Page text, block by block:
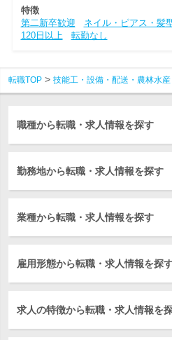
特徴
第二新卒歓迎
ネイル・ピアス・髪
120日以上
転勤なし
転職TOP 技能工・設備・配送・農林水
職種から転職・求人情報を探す
勤務地から転職・求人情報を探す
業種から転職・求人情報を探す
雇用形態から転職・求人情報を探
求人の特徴から転職・求人情報を